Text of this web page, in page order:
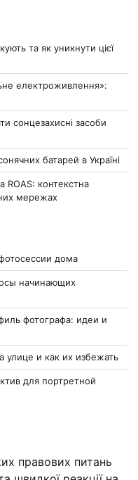
та як уникнути цієї
електроживлення»:
сонцезахисні засоби
батарей в Україні
ROAS: контекстна
мережах
дома
начинающих
фотографа: идеи и
и как их избежать
для портретной
правових питань